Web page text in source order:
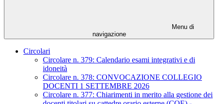
Menu di
navigazione
Circolari
Circolare n. 379: Calendario esami integrativi e di
idoneità
Circolare n. 378: CONVOCAZIONE COLLEGIO
DOCENTI 1 SETTEMBRE 2026
Circolare n. 377: Chiarimenti in merito alla gestione dei